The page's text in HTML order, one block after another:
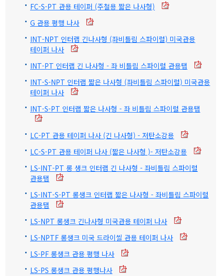
FC-S-PT 관용 테이퍼 (주철용 짧은 나사형)
G 관용 평행 나사
INT-NPT 인터랩 긴나사형 (좌비틀림 스파이럴) 미국관용
테이퍼 나사
INT-PT 인터랩 긴 나사형 - 좌 비틀림 스파이럴 관용탭
INT-S-NPT 인터랩 짧은 나사형 (좌비틀림 스파이럴) 미국관용
테이퍼 나사
INT-S-PT 인터랩 짧은 나사형 - 좌 비틀림 스파이럴 관용탭
LC-PT 관용 테이퍼 나사 (긴 나사형) - 저탄소강용
LC-S-PT 관용 테이퍼 나사 (짧은 나사형 )- 저탄소강용
LS-INT-PT 롱 생크 인터랩 긴 나사형 - 좌비틀림 스파이럴
관용탭
LS-INT-S-PT 롱생크 인터랩 짧은 나사형 - 좌비틀림 스파이럴
관용탭
LS-NPT 롱생크 긴나사형 미국관용 테이퍼 나사
LS-NPTF 롱생크 미국 드라이씰 관용 테이퍼 나사
LS-PF 롱생크 관용 평행 나사
LS-PS 롱생크 관용 평행나사